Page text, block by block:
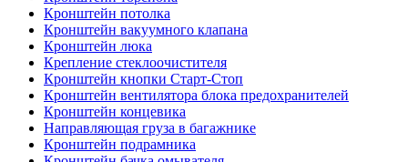
Кронштейн потолка
Кронштейн вакуумного клапана
Кронштейн люка
Крепление стеклоочистителя
Кронштейн кнопки Старт-Стоп
Кронштейн вентилятора блока предохранителей
Кронштейн концевика
Направляющая груза в багажнике
Кронштейн подрамника